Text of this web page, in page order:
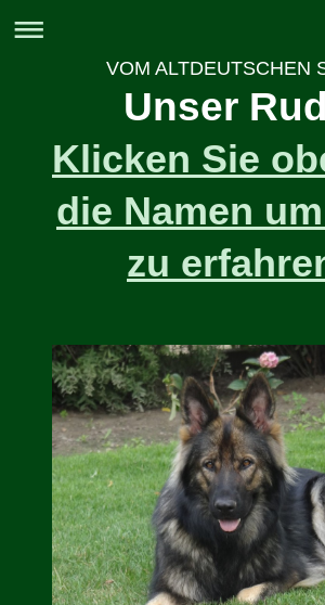
VOM ALTDEUTSCHEN
Unser
Klicken Sie
die Namen
zu